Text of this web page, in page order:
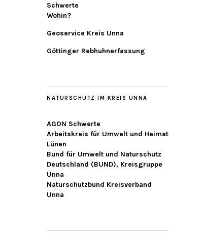
Schwerte
Wohin?
Geoservice Kreis Unna
Göttinger Rebhuhnerfassung
NATURSCHUTZ IM KREIS UNNA
AGON Schwerte
Arbeitskreis für Umwelt und Heimat
Lünen
Bund für Umwelt und Naturschutz
Deutschland (BUND), Kreisgruppe
Unna
Naturschutzbund Kreisverband
Unna